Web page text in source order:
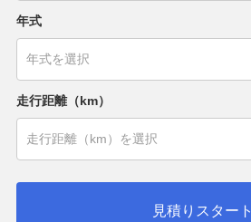
年式
走行距離（km）
見積りスタート